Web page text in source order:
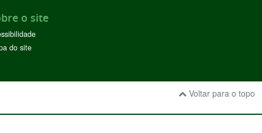
o site
do site
Voltar para o topo